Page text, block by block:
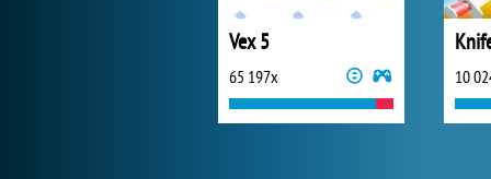
Vex 5
65 197x 10